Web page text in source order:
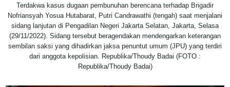
Terdakwa kasus dugaan pembunuhan berencana terhadap Brigadir
Nofriansyah Yosua Hutabarat, Putri Candrawathi (tengah) saat menjalani
sidang lanjutan di Pengadilan Negeri Jakarta Selatan, Jakarta, Selasa
(29/11/2022). Sidang tersebut beragendakan mendengarkan keterangan
sembilan saksi yang dihadirkan jaksa penuntut umum (JPU) yang terdiri
dari anggota kepolisian. Republika/Thoudy Badai (FOTO :
Republika/Thoudy Badai)